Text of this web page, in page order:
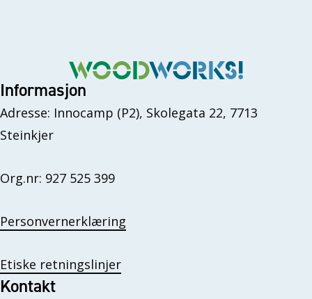
Informasjon
Adresse: Innocamp (P2), Skolegata 22, 7713
Steinkjer
Org.nr: 927 525 399
Personvernerklæring
Etiske retningslinjer
Kontakt